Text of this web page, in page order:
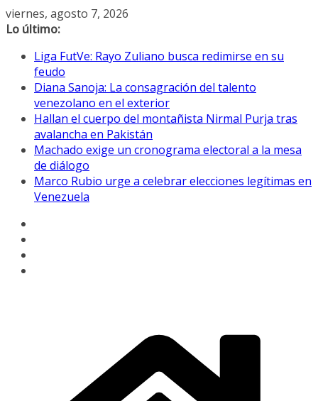
Saltar
al
viernes, agosto 7, 2026
Lo último:
Liga FutVe: Rayo Zuliano busca redimirse en su
feudo
Diana Sanoja: La consagración del talento
venezolano en el exterior
Hallan el cuerpo del montañista Nirmal Purja tras
avalancha en Pakistán
Machado exige un cronograma electoral a la mesa
de diálogo
Marco Rubio urge a celebrar elecciones legítimas en
Venezuela